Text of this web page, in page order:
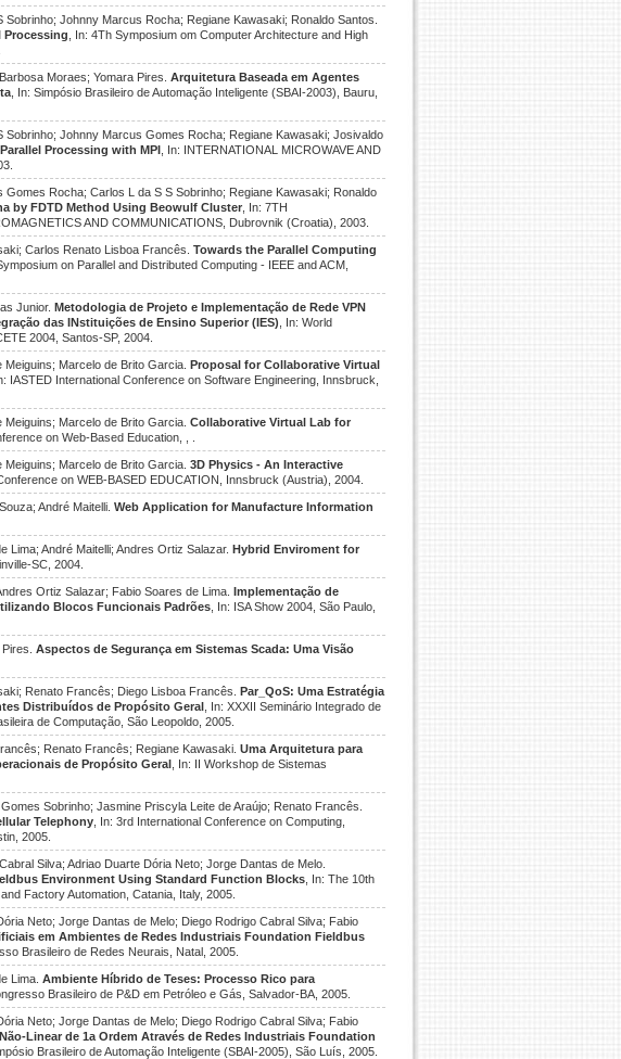
Johnny Marcus Rocha; Regiane Kawasaki; Ronaldo Santos.
Processing
, In: 4Th Symposium om Computer Architecture and High
Moraes; Yomara Pires. Arquitetura Baseada em Agentes
, In: Simpósio Brasileiro de Automação Inteligente (SBAI-2003), Bauru,
Johnny Marcus Gomes Rocha; Regiane Kawasaki; Josivaldo
Processing with MPI , In: INTERNATIONAL MICROWAVE AND
Rocha; Carlos L da S S Sobrinho; Regiane Kawasaki; Ronaldo
by FDTD Method Using Beowulf Cluster , In: 7TH
AND COMMUNICATIONS, Dubrovnik (Croatia), 2003.
Carlos Renato Lisboa Francês. Towards the Parallel Computing
on Parallel and Distributed Computing - IEEE and ACM,
Junior. Metodologia de Projeto e Implementação de Rede VPN
das INstituições de Ensino Superior (IES)
, In: World
2004, Santos-SP, 2004.
Marcelo de Brito Garcia. Proposal for Collaborative Virtual
IASTED International Conference on Software Engineering, Innsbruck,
Marcelo de Brito Garcia. Collaborative Virtual Lab for
on Web-Based Education, , .
Marcelo de Brito Garcia. 3D Physics - An Interactive
on WEB-BASED EDUCATION, Innsbruck (Austria), 2004.
André Maitelli. Web Application for Manufacture Information
André Maitelli; Andres Ortiz Salazar. Hybrid Enviroment for
SC, 2004.
Ortiz Salazar; Fabio Soares de Lima. Implementação de
Blocos Funcionais Padrões , In: ISA Show 2004, São Paulo,
Aspectos de Segurança em Sistemas Scada: Uma Visão
Renato Francês; Diego Lisboa Francês. Par_QoS: Uma Estratégia
Distribuídos de Propósito Geral , In: XXXII Seminário Integrado de
de Computação, São Leopoldo, 2005.
Renato Francês; Regiane Kawasaki. Uma Arquitetura para
de Propósito Geral , In: II Workshop de Sistemas
Sobrinho; Jasmine Priscyla Leite de Araújo; Renato Francês.
Telephony , In: 3rd International Conference on Computing,
2005.
Silva; Adriao Duarte Dória Neto; Jorge Dantas de Melo.
Environment Using Standard Function Blocks , In: The 10th
Factory Automation, Catania, Italy, 2005.
Neto; Jorge Dantas de Melo; Diego Rodrigo Cabral Silva; Fabio
em Ambientes de Redes Industriais Foundation Fieldbus
Brasileiro de Redes Neurais, Natal, 2005.
Lima. Ambiente Híbrido de Teses: Processo Rico para
Brasileiro de P&D em Petróleo e Gás, Salvador-BA, 2005.
Neto; Jorge Dantas de Melo; Diego Rodrigo Cabral Silva; Fabio
Linear de 1a Ordem Através de Redes Industriais Foundation
Brasileiro de Automação Inteligente (SBAI-2005), São Luís, 2005.